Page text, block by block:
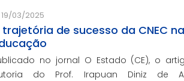
19/03/2025
trajetória de sucesso da CNEC na
no jornal O Estado (CE), o
do Prof. Irapuan Diniz de